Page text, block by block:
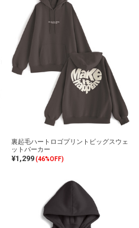
裏起毛ハートロゴプリントビッグスウェ
ットパーカー
¥1,299(46%OFF)